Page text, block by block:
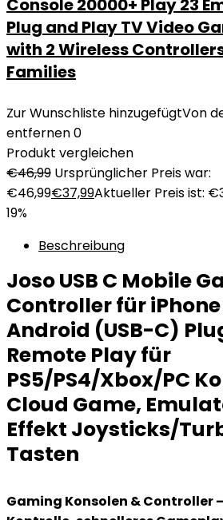
Console 20000+ Play 23
Plug and Play TV Video
with 2 Wireless
Families
Zur Wunschliste hinzugefügtVon
entfernen0
Produkt vergleichen
€46,99 Ursprünglicher Preis war:
€46,99€37,99Aktueller Preis ist:
19%
Beschreibung
Joso USB C Mobile
Controller für iPhone
Android (USB-C)
Remote Play für
PS5/PS4/Xbox/PC
Cloud Game,
Effekt Joysticks/
Tasten
Gaming Konsolen & Controller